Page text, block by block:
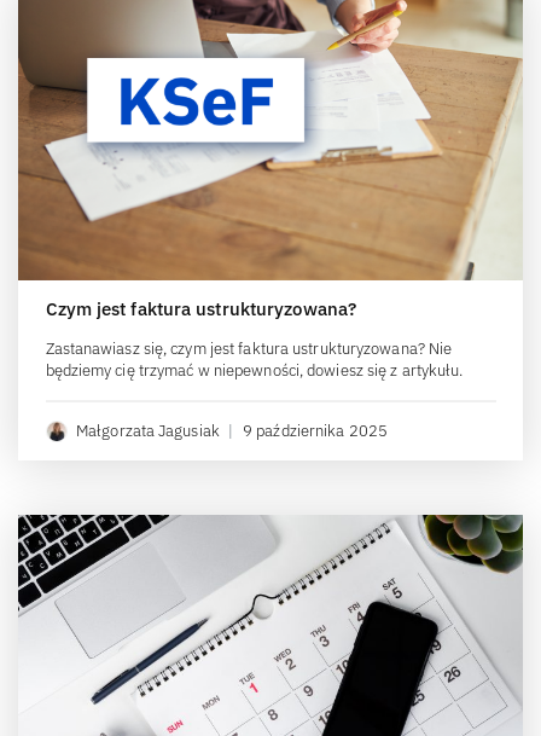
Czym jest faktura ustrukturyzowana?
Zastanawiasz się, czym jest faktura ustrukturyzowana? Nie
będziemy cię trzymać w niepewności, dowiesz się z artykułu.
Małgorzata Jagusiak | 9 października 2025